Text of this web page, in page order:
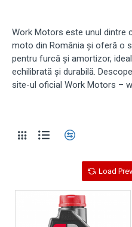
Work Motors este unul dintre
moto din România și oferă o
pentru furcă și amortizor,
echilibrată și durabilă.
site-ul oficial Work Motors –
Load